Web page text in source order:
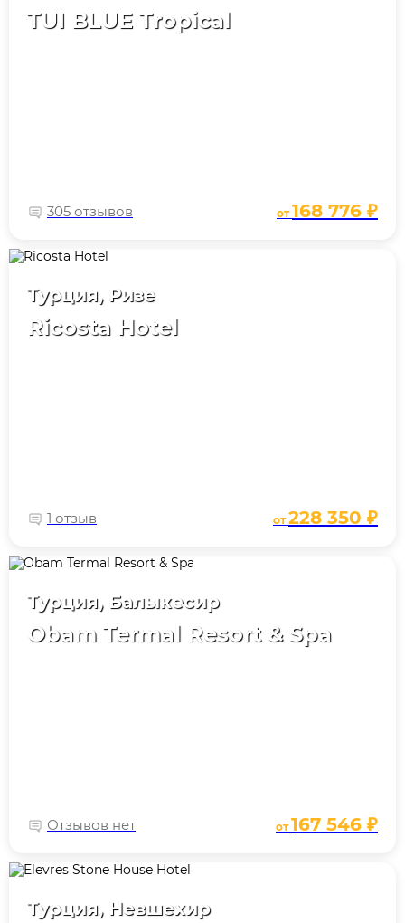
TUI BLUE Tropical
305 отзывов от168 776 ₽
Турция, Ризе
Ricosta Hotel
1 отзыв от228 350 ₽
Турция, Балыкесир
Obam Termal Resort & Spa
Отзывов нет от167 546 ₽
Турция, Невшехир